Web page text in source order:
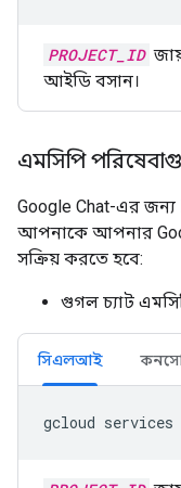
PROJECT_ID
আইডি বসান।
এমসিপি
Google Chat-এর
আপনাকে আপনার
সক্রিয় করতে হবে:
গুগল চ্যাট
সিএলআই
gcloud services